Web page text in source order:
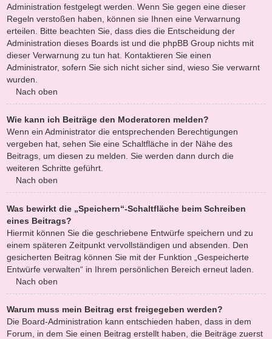
Administration festgelegt werden. Wenn Sie gegen eine dieser
Regeln verstoßen haben, können sie Ihnen eine Verwarnung
erteilen. Bitte beachten Sie, dass dies die Entscheidung der
Administration dieses Boards ist und die phpBB Group nichts mit
dieser Verwarnung zu tun hat. Kontaktieren Sie einen
Administrator, sofern Sie sich nicht sicher sind, wieso Sie verwarnt
wurden.
Nach oben
Wie kann ich Beiträge den Moderatoren melden?
Wenn ein Administrator die entsprechenden Berechtigungen
vergeben hat, sehen Sie eine Schaltfläche in der Nähe des
Beitrags, um diesen zu melden. Sie werden dann durch die
weiteren Schritte geführt.
Nach oben
Was bewirkt die „Speichern“-Schaltfläche beim Schreiben
eines Beitrags?
Hiermit können Sie die geschriebene Entwürfe speichern und zu
einem späteren Zeitpunkt vervollständigen und absenden. Den
gesicherten Beitrag können Sie mit der Funktion „Gespeicherte
Entwürfe verwalten“ in Ihrem persönlichen Bereich erneut laden.
Nach oben
Warum muss mein Beitrag erst freigegeben werden?
Die Board-Administration kann entschieden haben, dass in dem
Forum, in dem Sie einen Beitrag erstellt haben, die Beiträge zuerst